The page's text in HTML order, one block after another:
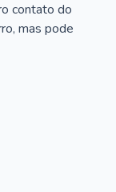
contato do
mas pode